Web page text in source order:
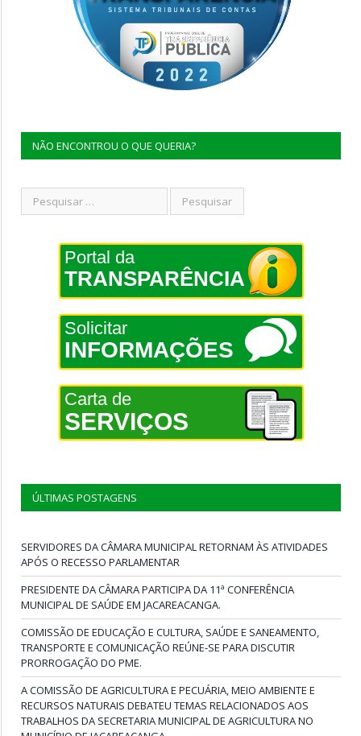
NÃO ENCONTROU O QUE QUERIA?
Portal da
TRANSPARÊNCIA
Solicitar
INFORMAÇÕES
Carta de
SERVIÇOS
ÚLTIMAS POSTAGENS
SERVIDORES DA CÂMARA MUNICIPAL RETORNAM ÀS ATIVIDADES
APÓS O RECESSO PARLAMENTAR
PRESIDENTE DA CÂMARA PARTICIPA DA 11ª CONFERÊNCIA
MUNICIPAL DE SAÚDE EM JACAREACANGA.
COMISSÃO DE EDUCAÇÃO E CULTURA, SAÚDE E SANEAMENTO,
TRANSPORTE E COMUNICAÇÃO REÚNE-SE PARA DISCUTIR
PRORROGAÇÃO DO PME.
A COMISSÃO DE AGRICULTURA E PECUÁRIA, MEIO AMBIENTE E
RECURSOS NATURAIS DEBATEU TEMAS RELACIONADOS AOS
TRABALHOS DA SECRETARIA MUNICIPAL DE AGRICULTURA NO